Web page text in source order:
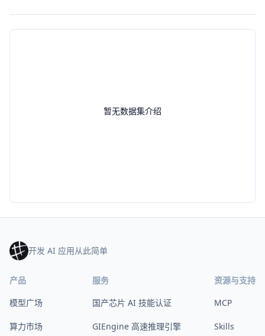
暂无数据集介绍
开发 AI 应用从此简单
产品
模型广场
算力市场
服务
国产芯片 AI 技能认证
GIEngine 高速推理引擎
资源与支持
MCP
Skills